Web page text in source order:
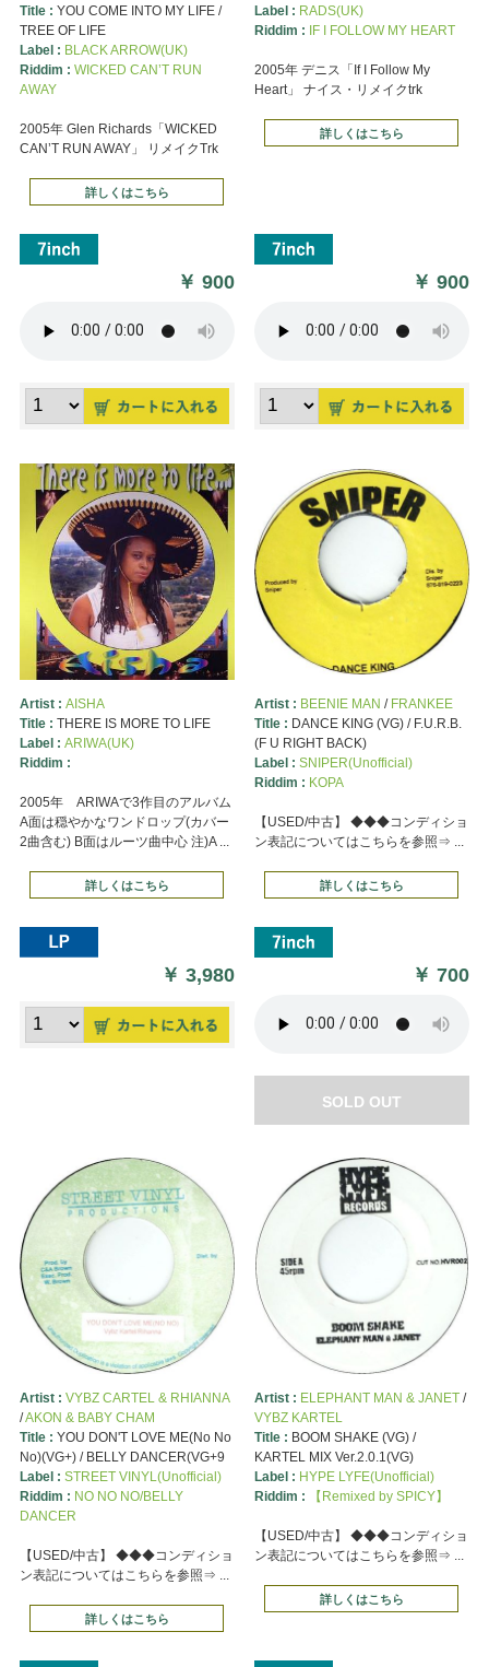
Title : YOU COME INTO MY LIFE /
TREE OF LIFE
Label : BLACK ARROW(UK)
Riddim : WICKED CAN’T RUN
AWAY
2005年 Glen Richards「WICKED
CAN’T RUN AWAY」 リメイクTrk
詳しくはこちら
￥900
Label : RADS(UK)
Riddim : IF I FOLLOW MY HEART
2005年 デニス「If I Follow My
Heart」 ナイス・リメイクtrk
詳しくはこちら
￥900
Artist : AISHA
Title : THERE IS MORE TO LIFE
Label : ARIWA(UK)
Riddim :
2005年 ARIWAで3作目のアルバム
A面は穏やかなワンドロップ(カバー
2曲含む) B面はルーツ曲中心 注)A ...
詳しくはこちら
￥3,980
Artist : BEENIE MAN / FRANKEE
Title : DANCE KING (VG) / F.U.R.B.
(F U RIGHT BACK)
Label : SNIPER(Unofficial)
Riddim : KOPA
【USED/中古】 ◆◆◆コンディショ
ン表記についてはこちらを参照⇒ ...
詳しくはこちら
￥700
SOLD OUT
Artist : VYBZ CARTEL & RHIANNA
/AKON & BABY CHAM
Title : YOU DON'T LOVE ME(No No
No)(VG+) / BELLY DANCER(VG+9
Label : STREET VINYL(Unofficial)
Riddim : NO NO NO/BELLY
DANCER
【USED/中古】 ◆◆◆コンディショ
ン表記についてはこちらを参照⇒ ...
詳しくはこちら
Artist : ELEPHANT MAN & JANET/
VYBZ KARTEL
Title : BOOM SHAKE (VG) /
KARTEL MIX Ver.2.0.1(VG)
Label : HYPE LYFE(Unofficial)
Riddim :
【Remixed by SPICY】
【USED/中古】 ◆◆◆コンディショ
ン表記についてはこちらを参照⇒ ...
詳しくはこちら